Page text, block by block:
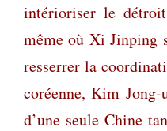
intérioriser le
même où Xi Jinping
resserrer la
coréenne, Kim
d’une seule Chine